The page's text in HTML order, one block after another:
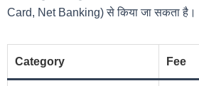
Card, Net Banking) से किया जा सकता है।
Category Fee